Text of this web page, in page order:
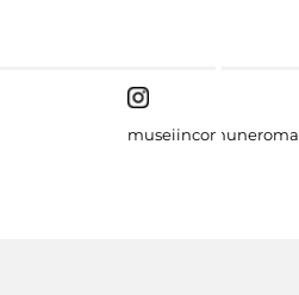
museiincomuneroma